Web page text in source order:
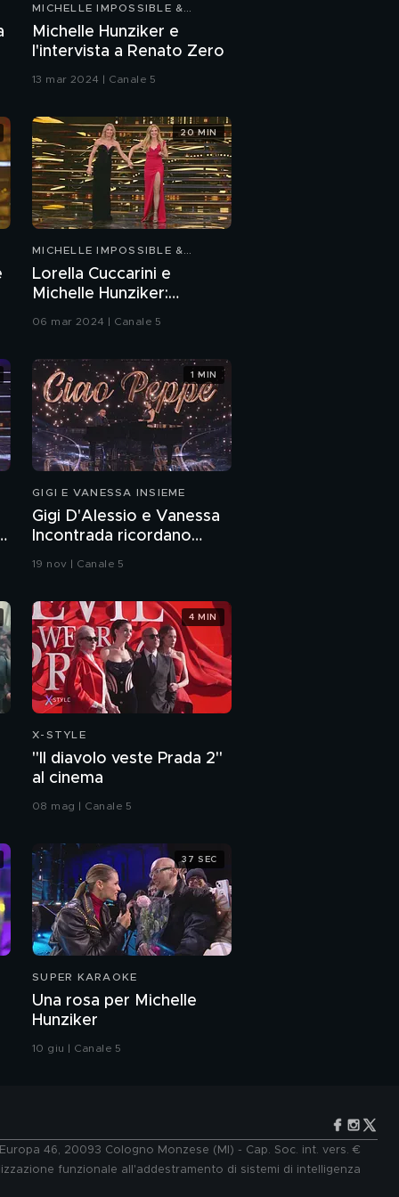
Katia Follesa in
"Telephone" e "Oops!...
Oro
PROSSIMO VIDEO
La performance di
Andrea Rossastra
I ringraziamenti di
Michelle Hunziker:
Michelle Hunziker:
l'intervento integrale
Mika e Michelle
Hunziker: l'intervento
integrale
Hunziker: l'intervento
MICHELLE IMPOSSIBLE &
Michelle Hunziker e
l'intervista a Renato Zero
13 mar 2024 | Canale 5
MICHELLE IMPOSSIBLE &
Lorella Cuccarini e
Michelle Hunziker:
l'intervento integrale
06 mar 2024 | Canale 5
20 MIN
GIGI E VANESSA INSIEME
Gigi D'Alessio e Vanessa
Incontrada ricordano
Peppe Vessicchio
19 nov | Canale 5
1 MIN
X-STYLE
"Il diavolo veste Prada 2"
al cinema
08 mag | Canale 5
4 MIN
SUPER KARAOKE
Una rosa per Michelle
Hunziker
10 giu | Canale 5
37 SEC
46, 20093 Cologno Monzese (MI) - Cap. Soc. int. vers. €
funzionale all'addestramento di sistemi di intelligenza